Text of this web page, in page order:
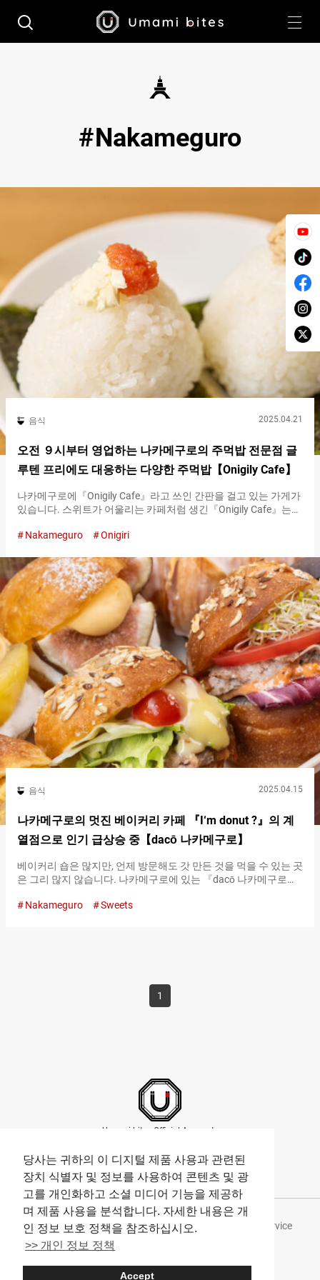
당사는 귀하의 이 디지털 제품 사용과 관련된
장치 식별자 및 정보를 사용하여 콘텐츠 및 광
고를 개인화하고 소셜 미디어 기능을 제공하
며 제품 사용을 분석합니다. 자세한 내용은 개
인 정보 보호 정책을 참조하십시오.
>> 개인 정보 정책
Accept
Nakameguro
음식 2025.04.21
오전 ９시부터 영업하는 나카메구로의 주먹밥 전문점 글
루텐 프리에도 대응하는 다양한 주먹밥【Onigily Cafe】
나카메구로에『Onigily Cafe』라고 쓰인 간판을 걸고 있는 가게가
있습니다. 스위트가 어울리는 카페처럼 생긴『Onigily Cafe』는
은 글루텐 프리에도 대응하고 있습니다. （왼쪽）『멘타이(명란)
함）／테이크아웃 ２３５엔（세금 포함）、（오른쪽）『와후
우(일식) 츠나(참치)（Tuna）』 이트인：２３０엔（세금 포
함）／테이크아웃 ２２６엔（세금 포함） 나가노현 산의 쌀과
무첨가 김을 사용한 정성스러운 주먹밥 원래 케이터링 비즈니스에
서 시작된 『Onigily Cafe』. 식어도 맛있는 쌀에 집중하여, 오너 타
케우치 미래 씨가 선택한 것은 자신의 고향인 나가노현 사쿠시산
『코시히카리（Koshihikari）』였습니다. 다양한 종류의 쌀을 비
교해 본 결과, 나가노현 사쿠시산의 『코시히카리
（Koshihikari）』를 선택한 이유는 단맛이 있고 쫄깃한 점성이 있
는 식감 때문입니다. 직접 만든 것은 물론, 식어도 식감이 손상되지
않아 케이터링 스타일에 적합했습니다. 나카메구로와 요요기에 매
장을 마련한 현재도, 매장의 주먹밥에는 나가노현 사쿠시산의
『코시히카리（Koshihikari）』를 사용하고 있으며, 농가에서 직
접 구입하고 있다고 합니다. 테이크아웃도 가능한 주먹밥에는 １
９가지 종류의 재료를 준비하고 있습니다. 소금만으로…
Nakameguro Onigiri
음식 2025.04.15
나카메구로의 멋진 베이커리 카페 『I‘m donut ?』의 계
열점으로 인기 급상승 중【dacō 나카메구로】
베이커리 숍은 많지만, 언제 방문해도 갓 만든 것을 먹을 수 있는 곳
은 그리 많지 않습니다. 나카메구로에 있는 『dacō 나카메구로
베이크나 마지막 마무리를 추가하여 항상 갓 만든 상태입니다. 테
『I‘m donut ?』을 운영하는 주식회사 peace put이 맡은 가게입니
다. 입 안에서 녹는 듯한 도넛 반죽의 식감이 화제인 『I‘m donut
（BRIOISSANT）』（아래쪽 왼쪽부터）『오믈렛…
Nakameguro Sweets
1
Umami bites Official Accounts
About Umami bites Privacy Policy
Terms of Service